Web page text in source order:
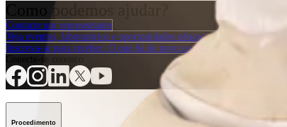
Como podemos ajudar?
Contacte um representante
Veja eventos, laboratórios e oportunidades educacionais
Inscreva-se para receber: O que há de novo na Arthrex?
Procedimento